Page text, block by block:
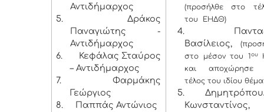
Αντιδήμαρχος
5.
Δράκος
Παναγιώτης -
Αντιδήμαρχος
6.
Κεφάλας Σταύρος
– Αντιδήμαρχος
7.
Φαρμάκης
Γεώργιος
8.
Παππάς Αντώνιος
(προσήλθε στο
του ΕΗΔΘ)
4.
Βασίλειος,
στο μέσον του 1 ου
και αποχώρησε
τέλος του ιδίου
5.
Κωνσταντίνος,